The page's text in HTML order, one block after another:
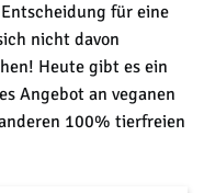
für eine
nicht davon
Heute gibt es ein
Angebot an veganen
100% tierfreien